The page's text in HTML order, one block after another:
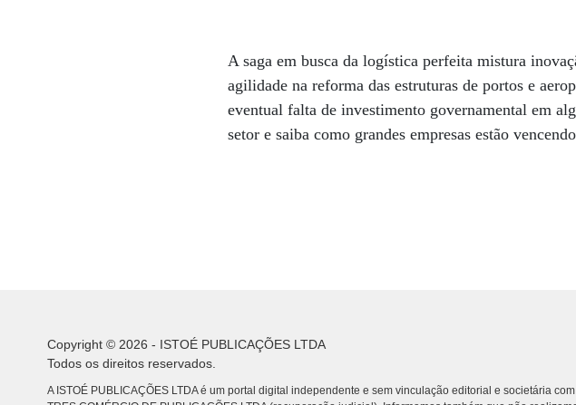
A saga em busca da logística perfeita mistura
agilidade na reforma das estruturas de portos e
eventual falta de investimento governamental em
setor e saiba como grandes empresas estão
Copyright © 2026 - ISTOÉ PUBLICAÇÕES LTDA
Todos os direitos reservados.
A ISTOÉ PUBLICAÇÕES LTDA é um portal digital independente e sem vinculação editorial e societária